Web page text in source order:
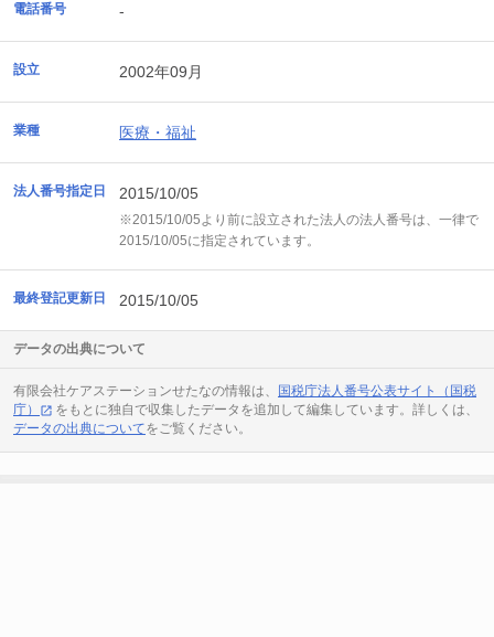
電話番号 -
設立 2002年09月
業種 医療・福祉
法人番号指定日 2015/10/05
※2015/10/05より前に設立された法人の法人番号は、一律で
2015/10/05に指定されています。
最終登記更新日 2015/10/05
データの出典について
有限会社ケアステーションせたなの情報は、
国税庁法人番号公表サイト（国税
庁）
をもとに独自で収集したデータを追加して編集しています。詳しくは、
データの出典についてをご覧ください。